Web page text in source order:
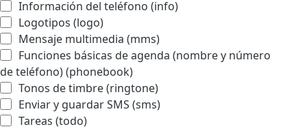
Información del teléfono (info)
Logotipos (logo)
Mensaje multimedia (mms)
Funciones básicas de agenda (nombre y número
de teléfono) (phonebook)
Tonos de timbre (ringtone)
Enviar y guardar SMS (sms)
Tareas (todo)